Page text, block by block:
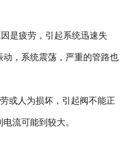
疲劳，引起系统迅速失
，系统震荡，严重的管路也
人为损坏，引起阀不能正
流可能到较大。